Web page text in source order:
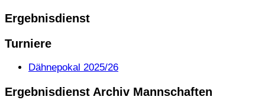
Ergebnisdienst
Turniere
Dähnepokal 2025/26
Ergebnisdienst Archiv Mannschaften